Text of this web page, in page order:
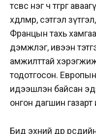
төсвөөс нэг ч төгрөг
хөдөлмөр, сэтгэл
Францын тахь
дэмжлэг, ивээн
амжилттай
тодотгосон.
идээшлэн байсан
онгон дагшин
Бид эхний өдөр